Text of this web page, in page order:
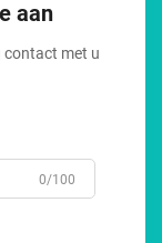
aan
contact met u
0/100